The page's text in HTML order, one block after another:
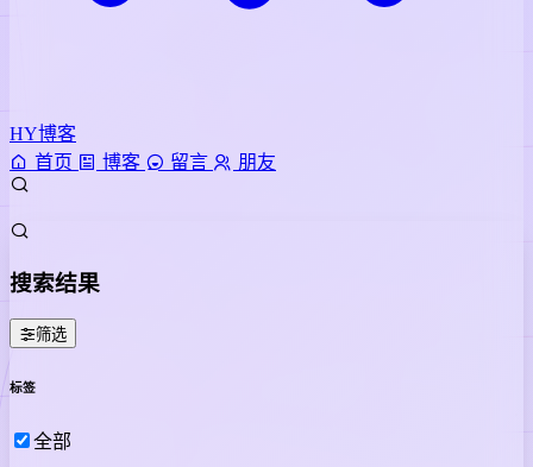
HY博客
首页
博客 留言 朋友
搜索结果
筛选
标签
全部